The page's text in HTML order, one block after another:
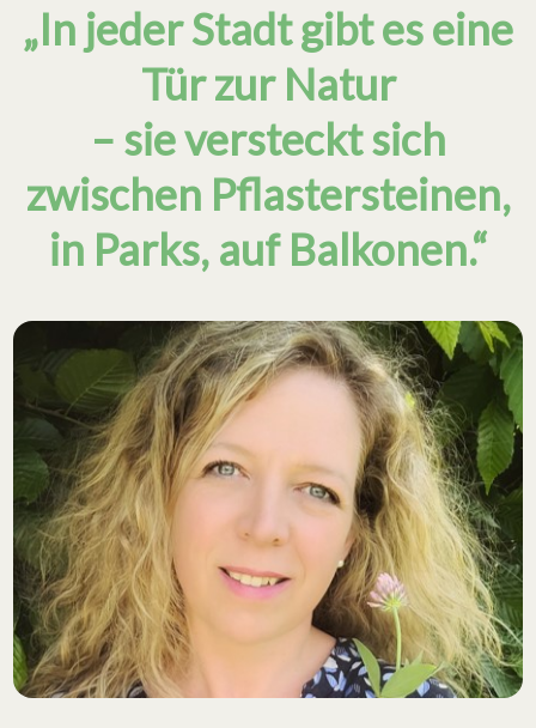
„In jeder Stadt gibt es eine
Tür zur Natur
– sie versteckt sich
zwischen Pflastersteinen,
in Parks, auf Balkonen.“